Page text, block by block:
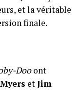
et la véritable
finale.
Dooont
etJim